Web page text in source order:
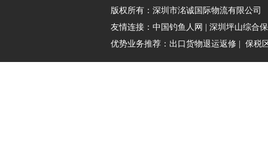
版权所有： 深圳市洺诚国际物流有限公司
友情连接： 中国钓鱼人网
深圳坪山综合
优势业务推荐： 出口货物退运返修| 保税